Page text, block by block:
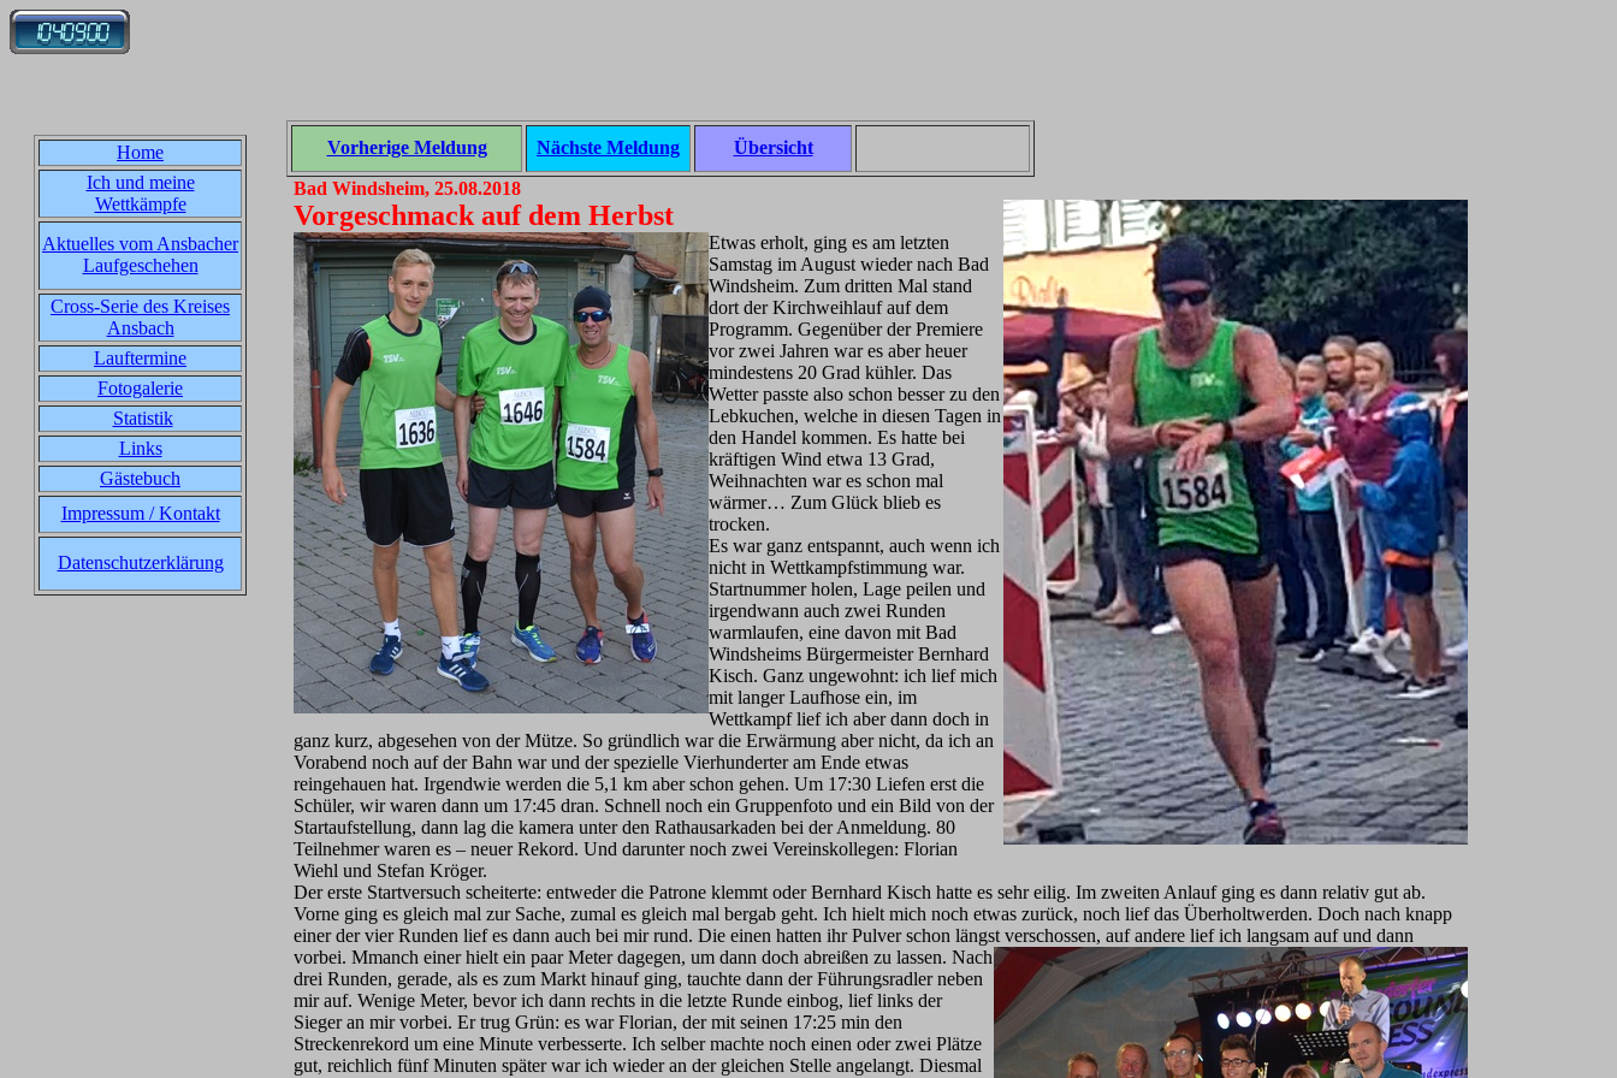
Home
Ich und meine
Wettkämpfe
Aktuelles vom Ansbacher
Laufgeschehen
Cross-Serie des Kreises
Ansbach
Lauftermine
Fotogalerie
Statistik
Links
Gästebuch
Impressum / Kontakt
Datenschutzerklärung
Vorherige Meldung Nächste Meldung
Übersicht
Bad Windsheim, 25.08.2018
Vorgeschmack auf dem Herbst
Etwas erholt, ging es am letzten
Samstag im August wieder nach Bad
Windsheim. Zum dritten Mal stand
dort der Kirchweihlauf auf dem
Programm. Gegenüber der Premiere
vor zwei Jahren war es aber heuer
mindestens 20 Grad kühler. Das
Wetter passte also schon besser zu den
Lebkuchen, welche in diesen Tagen in
den Handel kommen. Es hatte bei
kräftigen Wind etwa 13 Grad,
Weihnachten war es schon mal
wärmer… Zum Glück blieb es
trocken.
Es war ganz entspannt, auch wenn ich
nicht in Wettkampfstimmung war.
Startnummer holen, Lage peilen und
irgendwann auch zwei Runden
warmlaufen, eine davon mit Bad
Windsheims Bürgermeister Bernhard
Kisch. Ganz ungewohnt: ich lief mich
mit langer Laufhose ein, im
Wettkampf lief ich aber dann doch in
ganz kurz, abgesehen von der Mütze. So gründlich war die Erwärmung aber nicht, da ich an
Vorabend noch auf der Bahn war und der spezielle Vierhunderter am Ende etwas
reingehauen hat. Irgendwie werden die 5,1 km aber schon gehen. Um 17:30 Liefen erst die
Schüler, wir waren dann um 17:45 dran. Schnell noch ein Gruppenfoto und ein Bild von der
Startaufstellung, dann lag die kamera unter den Rathausarkaden bei der Anmeldung. 80
Teilnehmer waren es – neuer Rekord. Und darunter noch zwei Vereinskollegen: Florian
Wiehl und Stefan Kröger.
Der erste Startversuch scheiterte: entweder die Patrone klemmt oder Bernhard Kisch hatte es sehr eilig. Im zweiten Anlauf ging es dann relativ gut ab.
Vorne ging es gleich mal zur Sache, zumal es gleich mal bergab geht. Ich hielt mich noch etwas zurück, noch lief das Überholtwerden. Doch nach knapp
einer der vier Runden lief es dann auch bei mir rund. Die einen hatten ihr Pulver schon längst verschossen, auf andere lief ich langsam auf und dann
vorbei. Mmanch einer hielt ein paar Meter dagegen, um dann doch abreißen zu lassen. Nach
drei Runden, gerade, als es zum Markt hinauf ging, tauchte dann der Führungsradler neben
mir auf. Wenige Meter, bevor ich dann rechts in die letzte Runde einbog, lief links der
Sieger an mir vorbei. Er trug Grün: es war Florian, der mit seinen 17:25 min den
Streckenrekord um eine Minute verbesserte. Ich selber machte noch einen oder zwei Plätze
gut, reichlich fünf Minuten später war ich wieder an der gleichen Stelle angelangt. Diesmal